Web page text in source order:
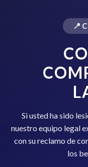
📍
Si usted ha sido
nuestro equipo legal
con su reclamo de
los